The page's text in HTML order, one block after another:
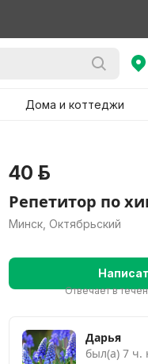
Дома и коттеджи
Смотреть
40 р.
Репетитор по
Минск, Октябрьский
Отвечает в
Дарья
был(а) 7 ч.